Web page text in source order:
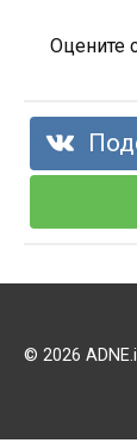
Оцените
© 2026